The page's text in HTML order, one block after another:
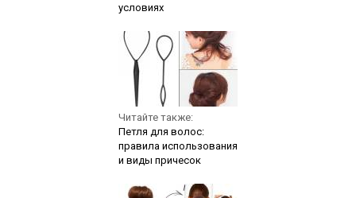
условиях
Читайте также:
Петля для волос:
правила использования
и виды причесок